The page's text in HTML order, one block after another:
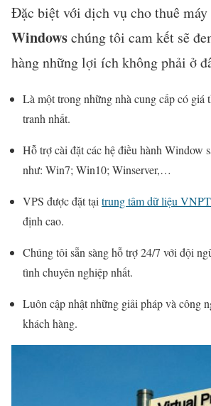
Đặc biệt với dịch vụ cho thuê máy
Windowschúng tôi cam kết sẽ
hàng những lợi ích không phải ở
Là một trong những nhà cung cấp có giá
tranh nhất.
Hỗ trợ cài đặt các hệ điều hành Window
như: Win7; Win10; Winserver,…
VPS được đặt tạitrung tâm dữ liệu VNPT
định cao.
Chúng tôi sẵn sàng hỗ trợ 24/7 với đội
tình chuyên nghiệp nhất.
Luôn cập nhật những giải pháp và công
khách hàng.